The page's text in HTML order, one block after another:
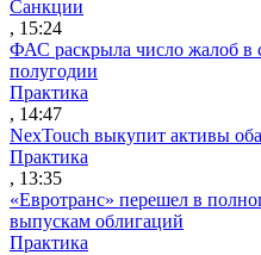
Санкции
, 15:24
ФАС раскрыла число жалоб в
полугодии
Практика
, 14:47
NexTouch выкупит активы
Практика
, 13:35
«Евротранс» перешел в
выпускам облигаций
Практика